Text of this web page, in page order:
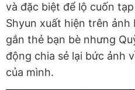
và đặc biệt để lộ cuốn
Shyun xuất hiện trên ảnh
gắn thẻ bạn bè nhưng
động chia sẻ lại bức ảnh
của mình.